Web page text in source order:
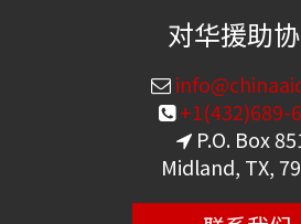
对华援助
+1(432)689-
P.O. Box
Midland, TX,